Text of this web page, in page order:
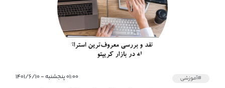
#آموزشی ۰۱:۰۰ پنجشنبه - ۱۴۰۱/۶/۱۰